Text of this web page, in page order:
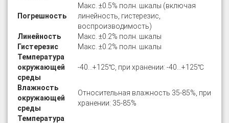
Погрешность
Макс. ±0.5% полн. шкалы (включая
линейность, гистерезис,
воспроизводимость)
Линейность
Макс. ±0.2% полн. шкалы
Гистерезис
Макс. ±0.2% полн. шкалы
Температура
окружающей
среды
-40…+125℃, при хранении: -40…+125℃
Влажность
окружающей
среды
Относительная влажность 35-85%, при
хранении: 35-85%
Температура